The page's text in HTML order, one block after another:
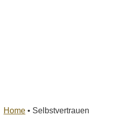
Home • Selbstvertrauen